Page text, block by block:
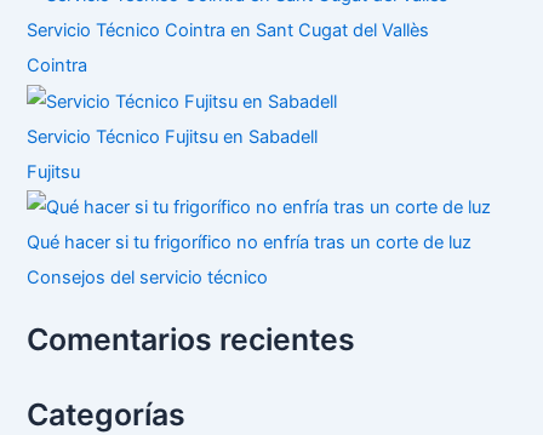
Servicio Técnico Cointra en Sant Cugat del Vallès
Cointra
Servicio Técnico Fujitsu en Sabadell
Fujitsu
Qué hacer si tu frigorífico no enfría tras un corte de luz
Consejos del servicio técnico
Comentarios recientes
Categorías